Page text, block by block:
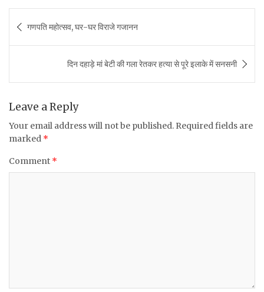
c
e
b
o
k
it
te
r
at
s
A
p
p
ai
l
ar
e
navigation
गणपति महोत्सव, घर-घर विराजे गजानन
दिन दहाड़े मां बेटी की गला रेतकर हत्या से पूरे इलाके में सनसनी
Leave a Reply
Your email address will not be published. Required fields are
marked *
Comment *